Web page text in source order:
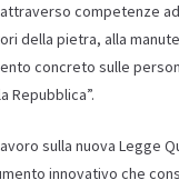
competenze
della pietra, alla
concreto sulle
Repubblica”.
sulla nuova Legge
innovativo che